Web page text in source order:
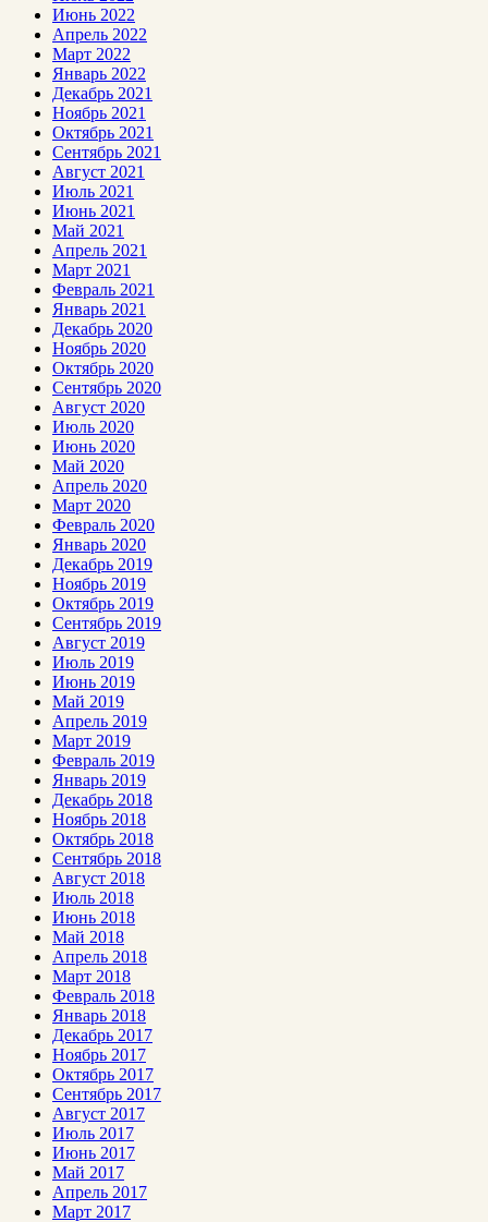
Июнь 2022
Апрель 2022
Март 2022
Январь 2022
Декабрь 2021
Ноябрь 2021
Октябрь 2021
Сентябрь 2021
Август 2021
Июль 2021
Июнь 2021
Май 2021
Апрель 2021
Март 2021
Февраль 2021
Январь 2021
Декабрь 2020
Ноябрь 2020
Октябрь 2020
Сентябрь 2020
Август 2020
Июль 2020
Июнь 2020
Май 2020
Апрель 2020
Март 2020
Февраль 2020
Январь 2020
Декабрь 2019
Ноябрь 2019
Октябрь 2019
Сентябрь 2019
Август 2019
Июль 2019
Июнь 2019
Май 2019
Апрель 2019
Март 2019
Февраль 2019
Январь 2019
Декабрь 2018
Ноябрь 2018
Октябрь 2018
Сентябрь 2018
Август 2018
Июль 2018
Июнь 2018
Май 2018
Апрель 2018
Март 2018
Февраль 2018
Январь 2018
Декабрь 2017
Ноябрь 2017
Октябрь 2017
Сентябрь 2017
Август 2017
Июль 2017
Июнь 2017
Май 2017
Апрель 2017
Март 2017